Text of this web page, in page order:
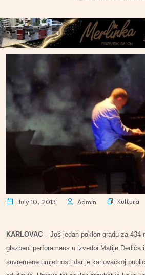
July 10, 2013 Admin Kultura
KARLOVAC – Još jedan poklon gradu za 434
glazbeni perforamans u izvedbi Matije Dedića
suvremene umjetnosti dar je karlovačkoj